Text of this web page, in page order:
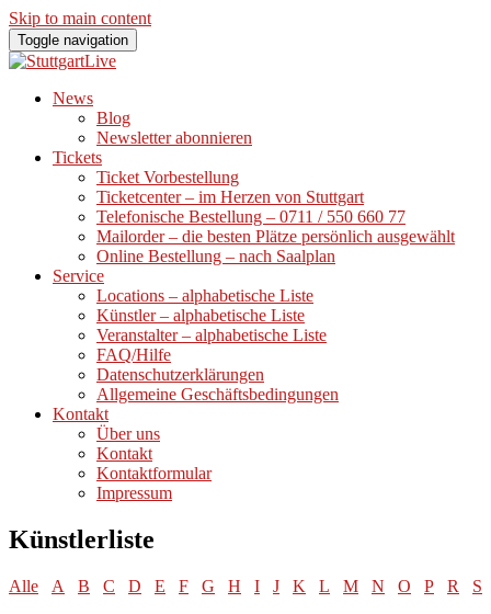
Skip to main content
Toggle navigation
News
Blog
Newsletter abonnieren
Tickets
Ticket Vorbestellung
Ticketcenter – im Herzen von Stuttgart
Telefonische Bestellung – 0711 / 550 660 77
Mailorder – die besten Plätze persönlich ausgewählt
Online Bestellung – nach Saalplan
Service
Locations – alphabetische Liste
Künstler – alphabetische Liste
Veranstalter – alphabetische Liste
FAQ/Hilfe
Datenschutzerklärungen
Allgemeine Geschäftsbedingungen
Kontakt
Über uns
Kontakt
Kontaktformular
Impressum
Künstlerliste
Alle A B C D E F G H I J K L M N O P R S